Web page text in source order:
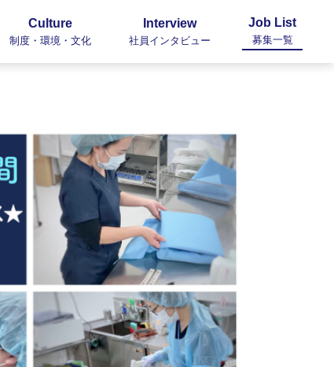
Culture
制度・環境・文化
Interview
社員インタビュー
Job List
募集一覧